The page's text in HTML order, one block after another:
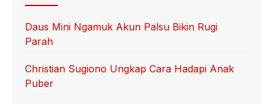
Daus Mini Ngamuk Akun Palsu Bikin Rugi
Parah
Christian Sugiono Ungkap Cara Hadapi Anak
Puber